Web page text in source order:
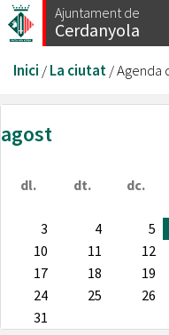
Vés
al
Ajuntament de
Cerdanyola
Esteu
aquí
Inici /La ciutat/Agenda
agost
dl. dt. dc.
3
4 5
10
11 12
17
18 19
24
25 26
31